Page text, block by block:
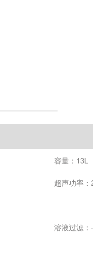
容量：13L
超声功率：
溶液过滤